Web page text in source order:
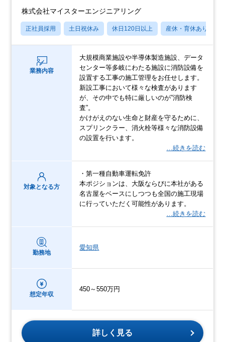
株式会社マイスターエンジニアリング
正社員採用 土日祝休み 休日120日以上 産休・育休あり
業務内容
大規模商業施設や半導体製造施設、データ
センター等多岐にわたる施設に消防設備を
設置する工事の施工管理をお任せします。
新設工事において様々な検査があります
が、その中でも特に厳しいのが”消防検
査”。
かけがえのない生命と財産を守るために、
スプリンクラー、消火栓等様々な消防設備
の設置を行います。
…続きを読む
対象となる方
・第一種自動車運転免許
本ポジションは、大阪ならびに本社がある
名古屋をベースにしつつも全国の施工現場
に行っていただく可能性があります。
…続きを読む
勤務地
愛知県
想定年収
450～550万円
詳しく見る